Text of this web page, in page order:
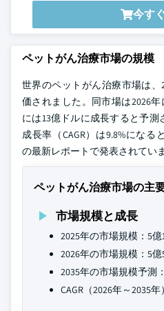
今す
ペットがん治療市場の規模
世界のペットがん治療市場は、
価されました。同市場は2026年
には13億ドルに成長すると予
成長率（CAGR）は9.8%になる
の最新レポートで発表されていま
ペットがん治療市場の主
市場規模と成長
2025年の市場規模：5億
2026年の市場規模：5
2035年の市場規模予測
CAGR（2026年～2035年